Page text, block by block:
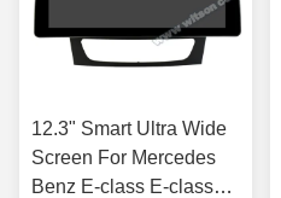
12.3" Smart Ultra Wide
Screen For Mercedes
Benz E-class E-class